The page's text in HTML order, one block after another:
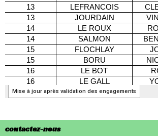
contactez-nous